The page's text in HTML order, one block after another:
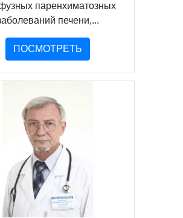
паренхиматозных
печени,...
ПОСМОТРЕТЬ